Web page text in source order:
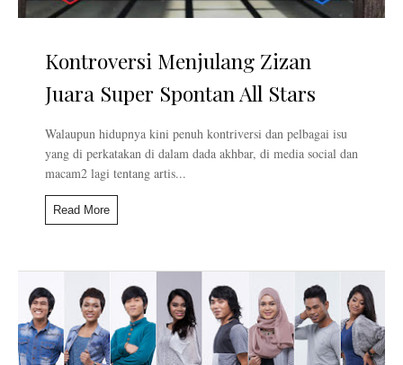
Kontroversi Menjulang Zizan
Juara Super Spontan All Stars
Walaupun hidupnya kini penuh kontriversi dan pelbagai isu
yang di perkatakan di dalam dada akhbar, di media social dan
macam2 lagi tentang artis...
Read More